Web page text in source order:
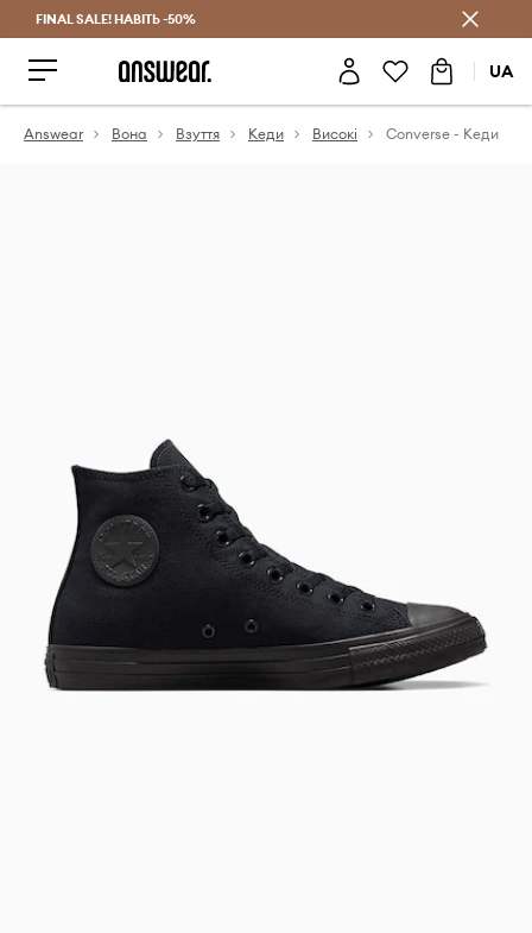
Заощаджуй з Answear Club
FINAL SALE! НАВІТЬ -50%
UA
Answear Вона Взуття Кеди Високі Converse - Кеди